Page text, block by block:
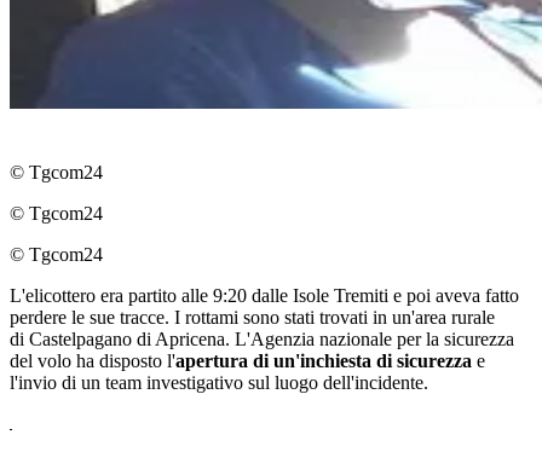
© Tgcom24
© Tgcom24
© Tgcom24
L'elicottero era partito alle 9:20 dalle Isole Tremiti e poi aveva fatto
perdere le sue tracce. I rottami sono stati trovati in un'area rurale
di Castelpagano di Apricena. L'Agenzia nazionale per la sicurezza
del volo ha disposto l'apertura di un'inchiesta di sicurezza e
l'invio di un team investigativo sul luogo dell'incidente.